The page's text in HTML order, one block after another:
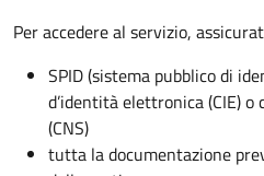
Per accedere al servizio,
SPID (sistema pubblico di
d’identità elettronica (CIE)
(CNS)
tutta la documentazione